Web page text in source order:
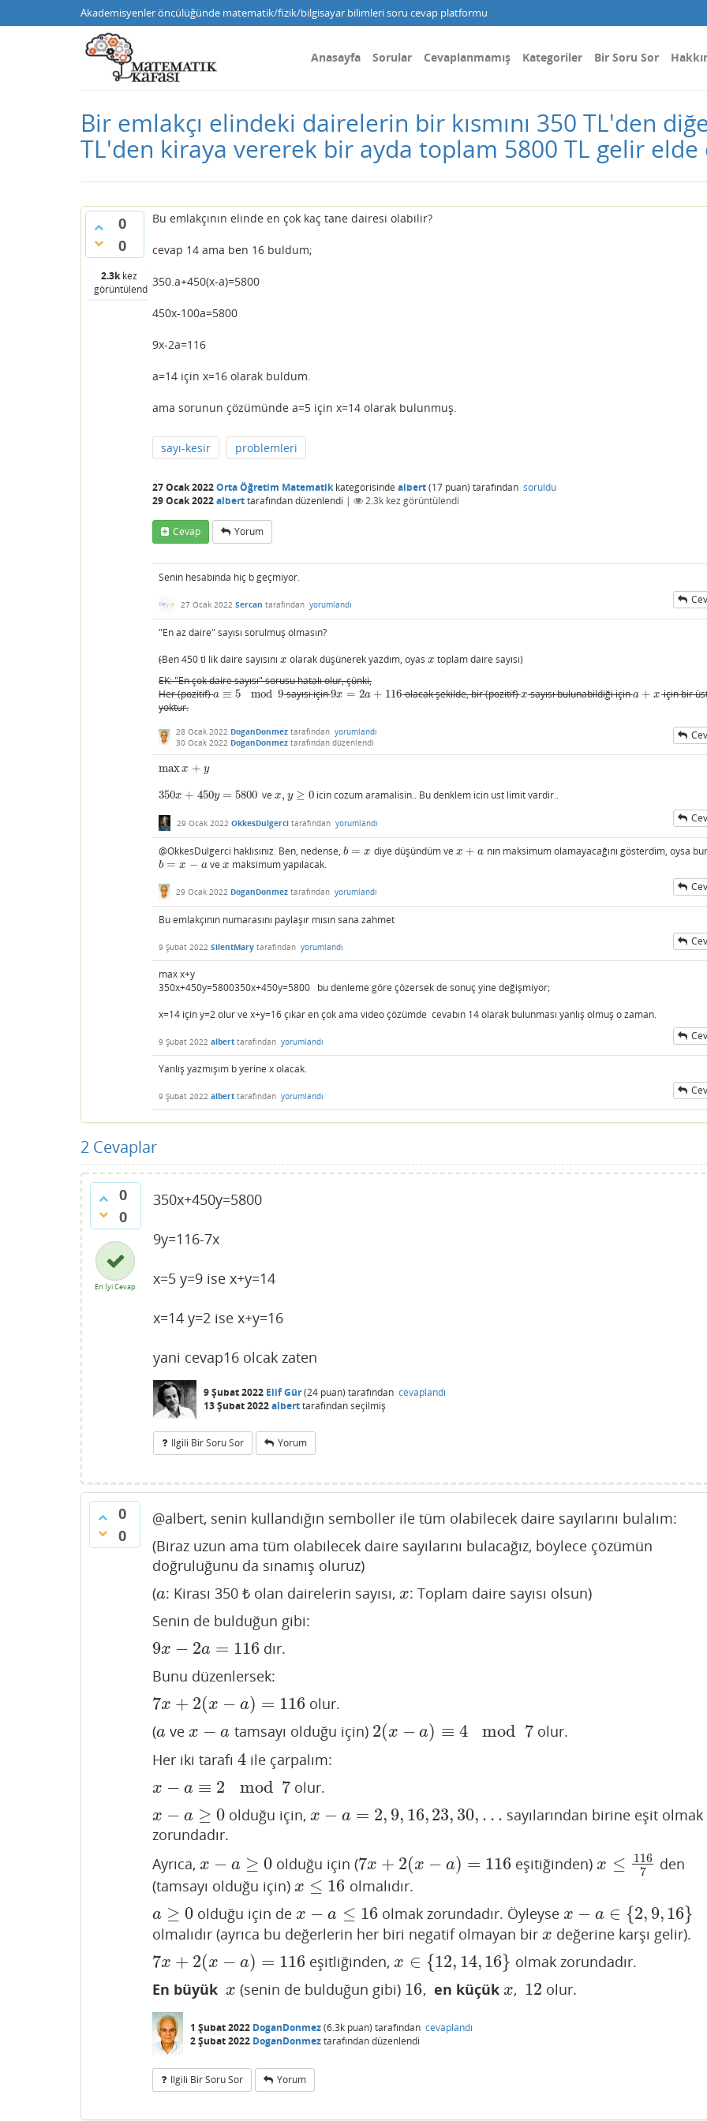
Akademisyenler öncülüğünde matematik/fizik/bilgisayar bilimleri soru cevap platformu
Anasayfa Sorular Cevaplanmamış Kategoriler Bir Soru Sor
Bir emlakçı elindeki dairelerin bir kısmını 350 TL'den
TL'den kiraya vererek bir ayda toplam 5800 TL gelir
0
0
2.3kkez
görüntülendi
Bu emlakçının elinde en çok kaç tane dairesi olabilir?
cevap 14 ama ben 16 buldum;
350.a+450(x-a)=5800
450x-100a=5800
9x-2a=116
a=14 için x=16 olarak buldum.
ama sorunun çözümünde a=5 için x=14 olarak bulunmuş.
sayı-kesir problemleri
27 Ocak 2022Orta Öğretim Matematikkategorisinde albert(17 puan) tarafından soruldu
29 Ocak 2022alberttarafındandüzenlendi | 2.3k kez görüntülendi
Cevap Yorum
Senin hesabında hiç b geçmiyor.
27 Ocak 2022 Sercan tarafından yorumlandı
"En az daire" sayısı sorulmuş olmasın?
(Ben 450 tl lik daire sayısını x
x olarak düşünerek yazdım, oyas x
x toplam daire sayısı)
EK: "En çok daire sayısı" sorusu hatalı olur, çünki,
Her (pozitif)a ≡ 5 mod 9
a≡5mod 9 sayısı için9x = 2a + 116
9x= 2a +116 olacak şekilde, bir (pozitif)x
xsayısı bulunabildiği içina + x
a+x
için bir üst
yoktur.
28 Ocak 2022 DoganDonmez tarafından yorumlandı
30 Ocak 2022 DoganDonmez tarafından düzenlendi
maxx + y
maxx+
350x + 450y = 5800
350x+ 450y=5800 vex, y ≥ 0
x,y ≥0 icin cozum aramalisin.. Bu denklem icin ust limit vardir..
29 Ocak 2022 OkkesDulgerci tarafından yorumlandı
@OkkesDulgerci haklısınız. Ben, nedense, b = x
b =x diye düşündüm ve x + a
x+ a nın maksimum olamayacağını gösterdim, oysa
b = x − a
b =x−a vex
x maksimum yapılacak.
29 Ocak 2022 DoganDonmez tarafından yorumlandı
Bu emlakçının numarasını paylaşır mısın sana zahmet
9 Şubat 2022 SilentMary tarafından yorumlandı
max x+y
350x+450y=5800350x+450y=5800 bu denleme göre çözersek de sonuç yine değişmiyor;
x=14 için y=2 olur ve x+y=16 çıkar en çok ama video çözümde cevabın 14 olarak bulunması yanlış olmuş o zaman.
9 Şubat 2022 albert tarafından yorumlandı
Yanlış yazmışım b yerine x olacak.
9 Şubat 2022 albert tarafından yorumlandı
2 Cevaplar
0
0
En İyi Cevap
350x+450y=5800
9y=116-7x
x=5 y=9 ise x+y=14
x=14 y=2 ise x+y=16
yani cevap16 olcak zaten
9 Şubat 2022 Elif Gür(24 puan) tarafından cevaplandı
13 Şubat 2022alberttarafındanseçilmiş
Ilgili Bir Soru Sor Yorum
0
0
@albert, senin kullandığın semboller ile tüm olabilecek daire sayılarını bulalım:
(Biraz uzun ama tüm olabilecek daire sayılarını bulacağız, böylece çözümün
doğruluğunu da sınamış oluruz)
(a
a: Kirası 350 ₺ olan dairelerin sayısı,x
x : Toplam daire sayısı olsun)
Senin de bulduğun gibi:
9x − 2a = 116
9x− 2a =116
dır.
Bunu düzenlersek:
7x + 2(x − a) = 116
7x+ 2(x−a)= 116
olur.
(a
a vex − a
x− a tamsayı olduğu için) 2(x − a) ≡ 4 mod 7
2(x− a)≡4mod 7
olur.
Her iki tarafı 4
4 ile çarpalım:
x − a ≡ 2 mod 7
x− a≡ 2mod7 olur.
x − a ≥ 0
x− a≥ 0 olduğu için, x − a = 2, 9, 16,23, 30, …
x− a= 2, 9,16,23,30,…
sayılarından birine eşit olmak
zorundadır.
Ayrıca, x − a ≥ 0
x− a≥ 0 olduğu için (7x + 2(x − a) = 116
7x+ 2(x−a)= 116 eşitiğinden)x ≤
116
7
x≤ 1167
den
(tamsayı olduğu için) x ≤ 16
x≤ 16 olmalıdır.
a ≥ 0
a≥ 0 olduğu için dex − a ≤ 16
x− a≤ 16 olmak zorundadır. Öyleyse x − a ∈ {2, 9,16}
x− a∈{2,9 16}
olmalıdır (ayrıca bu değerlerin her biri negatif olmayan bir x
x değerine karşı gelir).
7x + 2(x − a) = 116
7x+ 2(x−a)= 116 eşitliğinden,x ∈ {12, 14,16}
x∈{12 ,14, 16}
olmak zorundadır.
En büyük x
x (senin de bulduğun gibi) 16
16, en küçük x
x , 12
12 olur.
1 Şubat 2022 DoganDonmez(6.3k puan) tarafından cevaplandı
2 Şubat 2022 DoganDonmeztarafındandüzenlendi
Ilgili Bir Soru Sor Yorum